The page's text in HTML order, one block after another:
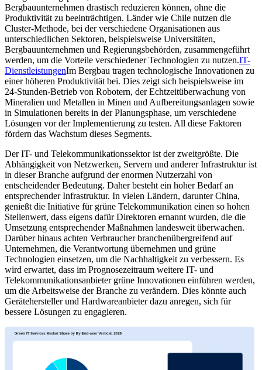
Bergbauunternehmen drastisch reduzieren können, ohne die
Produktivität zu beeinträchtigen. Länder wie Chile nutzen die
Cluster-Methode, bei der verschiedene Organisationen aus
unterschiedlichen Sektoren, beispielsweise Universitäten,
Bergbauunternehmen und Regierungsbehörden, zusammengeführt
werden, um die Vorteile verschiedener Technologien zu nutzen.IT-
DienstleistungenIm Bergbau tragen technologische Innovationen zu
einer höheren Produktivität bei. Dies zeigt sich beispielsweise im
24-Stunden-Betrieb von Robotern, der Echtzeitüberwachung von
Mineralien und Metallen in Minen und Aufbereitungsanlagen sowie
in Simulationen bereits in der Planungsphase, um verschiedene
Lösungen vor der Implementierung zu testen. All diese Faktoren
fördern das Wachstum dieses Segments.
Der IT- und Telekommunikationssektor ist der zweitgrößte. Die
Abhängigkeit von Netzwerken, Servern und anderer Infrastruktur ist
in dieser Branche aufgrund der enormen Nutzerzahl von
entscheidender Bedeutung. Daher besteht ein hoher Bedarf an
entsprechender Infrastruktur. In vielen Ländern, darunter China,
genießt die Initiative für grüne Telekommunikation einen so hohen
Stellenwert, dass eigens dafür Direktoren ernannt wurden, die die
Umsetzung entsprechender Maßnahmen landesweit überwachen.
Darüber hinaus achten Verbraucher branchenübergreifend auf
Unternehmen, die Verantwortung übernehmen und grüne
Technologien einsetzen, um die Nachhaltigkeit zu verbessern. Es
wird erwartet, dass im Prognosezeitraum weitere IT- und
Telekommunikationsanbieter grüne Innovationen einführen werden,
um die Arbeitsweise der Branche zu verändern. Dies könnte auch
Gerätehersteller und Hardwareanbieter dazu anregen, sich für
bessere Lösungen zu engagieren.